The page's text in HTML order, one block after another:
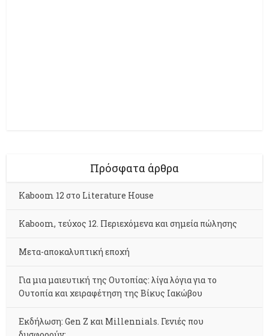
Πρόσφατα άρθρα
Kaboom 12 στο Literature House
Kaboom, τεύχος 12. Περιεχόμενα και σημεία πώλησης
Μετα-αποκαλυπτική εποχή
Για μια μαιευτική της Ουτοπίας: λίγα λόγια για το
Ουτοπία και χειραφέτηση της Βίκυς Ιακώβου
Εκδήλωση: Gen Z και Millennials. Γενιές που